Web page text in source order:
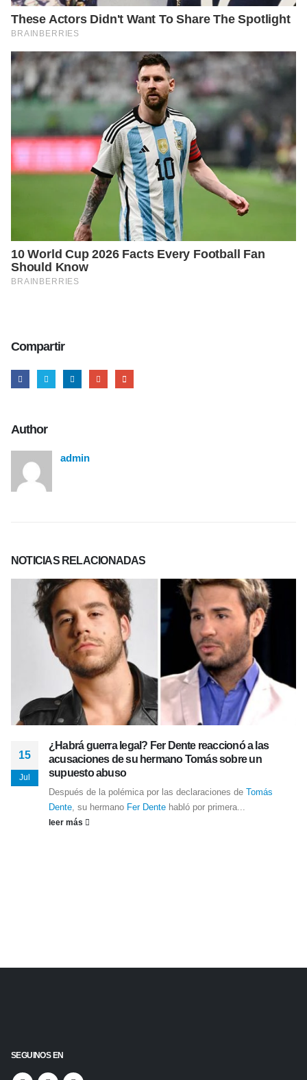
Compartir
Author
admin
NOTICIAS RELACIONADAS
15
Jul
¿Habrá guerra legal? Fer Dente reaccionó a las
acusaciones de su hermano Tomás sobre un
supuesto abuso
Después de la polémica por las declaraciones de Tomás
Dente , su hermano Fer Dente habló por primera...
leer más
SEGUINOS EN